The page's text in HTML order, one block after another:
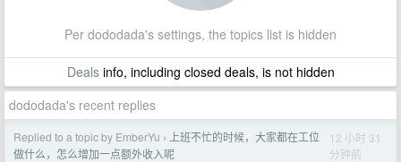
Per dododada's settings, the topics list is hidden
Dealsinfo, including closed deals, is not hidden
dododada's recent replies
Replied to a topic by EmberYu ›
上班不忙的时候，大家都在工位
做什么，怎么增加一点额外收入呢
12 小时 31
分钟前